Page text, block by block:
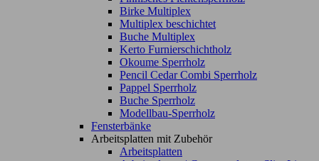
Birke Multiplex
Multiplex beschichtet
Buche Multiplex
Kerto Furnierschichtholz
Okoume Sperrholz
Pencil Cedar Combi Sperrholz
Pappel Sperrholz
Buche Sperrholz
Modellbau-Sperrholz
Fensterbänke
Arbeitsplatten mit Zubehör
Arbeitsplatten